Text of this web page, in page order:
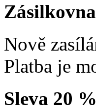
Nově
Platba je
Sleva 20 %